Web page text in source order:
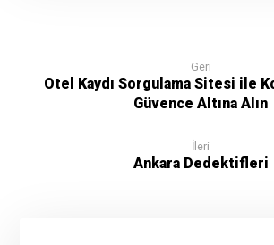
Geri
Otel Kaydı Sorgulama Sitesi ile
Güvence Altına Alın
İleri
Ankara Dedektifleri